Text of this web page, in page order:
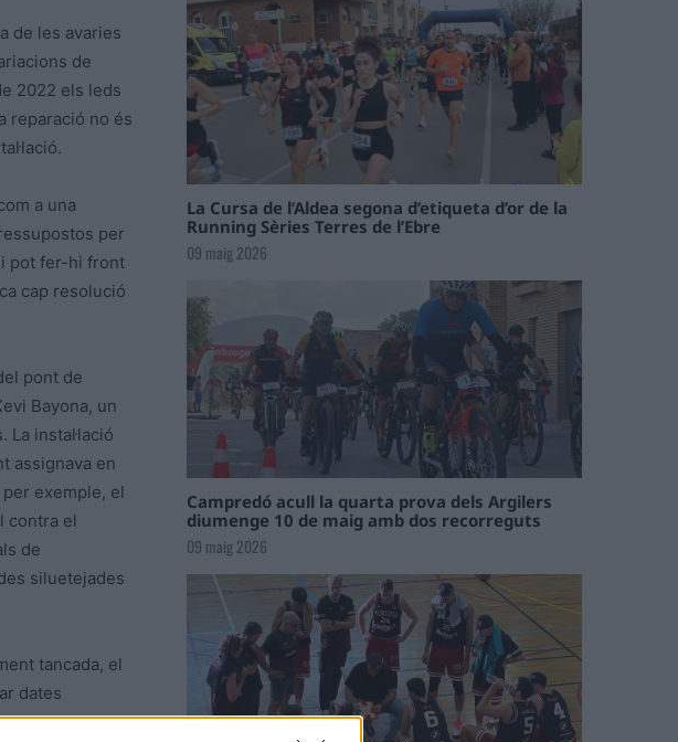
de les avaries
de
2022 els leds
reparació no és
a una
per
pot fer-hi front
cap resolució
pont de
Bayona, un
instal·lació
assignava en
exemple, el
contra el
de
siluetejades
tancada, el
dates
La Cursa de l’Aldea segona d’etiqueta d’or de la
Running Sèries Terres de l’Ebre
09 maig 2026
Campredó acull la quarta prova dels Argilers
diumenge 10 de maig amb dos recorreguts
09 maig 2026